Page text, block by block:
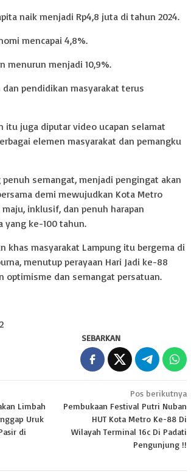
naik menjadi Rp4,8 juta di tahun 2024.
mencapai 4,8%.
menurun menjadi 10,9%.
pendidikan masyarakat terus
itu juga diputar video ucapan selamat
elemen masyarakat dan pemangku
penuh semangat, menjadi pengingat akan
demi mewujudkan Kota Metro
inklusif, dan penuh harapan
yang ke-100 tahun.
khas masyarakat Lampung itu bergema di
menutup perayaan Hari Jadi ke-88
optimisme dan semangat persatuan.
SEBARKAN
Limbah
Uruk
di
Pos berikutnya
Pembukaan Festival Putri Nuban
HUT Kota Metro Ke-88 Di
Wilayah Terminal 16c Di Padati
Pengunjung !!